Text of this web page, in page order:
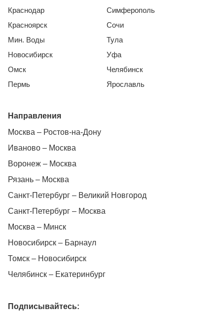
Краснодар
Красноярск
Мин. Воды
Новосибирск
Омск
Пермь
Симферополь
Сочи
Тула
Уфа
Челябинск
Ярославль
Направления
Москва – Ростов-на-Дону
Иваново – Москва
Воронеж – Москва
Рязань – Москва
Санкт-Петербург – Великий Новгород
Санкт-Петербург – Москва
Москва – Минск
Новосибирск – Барнаул
Томск – Новосибирск
Челябинск – Екатеринбург
Подписывайтесь: